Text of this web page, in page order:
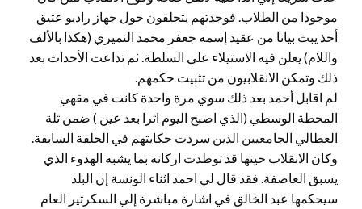
موجودا من الطلاب. فوجدتهم يتحلقون حول جهاز راديو عتيق
أخذ يبث بيانا من عقيد إسمه جعفر محمد النميري (هكذا بالألف
واللام) يعلن فيه الاستيلاء علي السلطة. ثم تداعت الأحداث بعد
ذلك وتمكن الانقلابيون من تثبيت حكمهم.
لم اقابل أحمد بعد ذلك سوي مرة واحدة كانت في مقهي
المحطة الوسطي (الذي اصبح اليوم اثرا بعد عين ) ضمن ثلة
العطالي الجامعيين الذين سردت حكايتهم في الحلقة السابقة.
وكان الانقلاب حينها قد توطدت اركانه بما يشبه الهدوء الذي
يسبق العاصفة. فقد قال لي احمد اثناء الونسة إن البلد
سيحكمها عبد الخالق في اشارة مباشرة إلي السكرتير العام